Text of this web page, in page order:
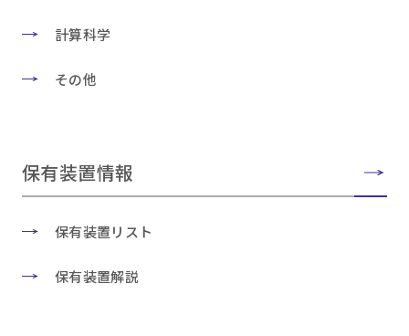
計算科学
その他
保有装置情報
保有装置リスト
保有装置解説